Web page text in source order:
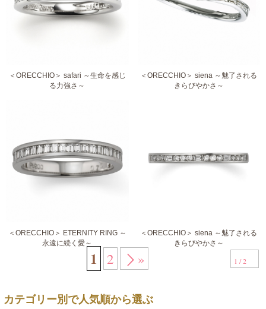
＜ORECCHIO＞ safari ～生命を感じ
る力強さ～
＜ORECCHIO＞ siena ～魅了される
きらびやかさ～
＜ORECCHIO＞ ETERNITY RING ～
永遠に続く愛～
＜ORECCHIO＞ siena ～魅了される
きらびやかさ～
1 / 2
1 2 »
カテゴリー別で人気順から選ぶ